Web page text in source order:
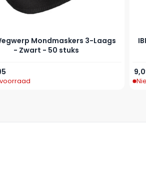
Mondmaskers 3-Laags
- Zwart - 50 stuks
prijs